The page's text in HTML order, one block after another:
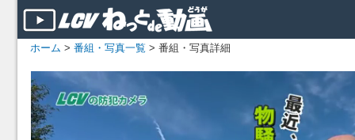
ホーム > 番組・写真一覧 > 番組・写真詳細